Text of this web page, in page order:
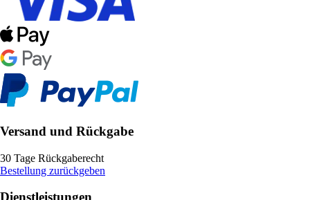
Versand und Rückgabe
30 Tage Rückgaberecht
Bestellung zurückgeben